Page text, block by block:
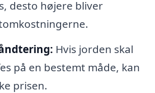
desto højere bliver
Hvis jorden skal
på en bestemt måde, kan
prisen.